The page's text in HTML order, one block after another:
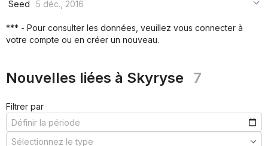
Seed
5 déc., 2016
*** - Pour consulter les données, veuillez vous connecter à
votre compte ou en créer un nouveau.
Nouvelles liées à Skyryse 7
Filtrer par